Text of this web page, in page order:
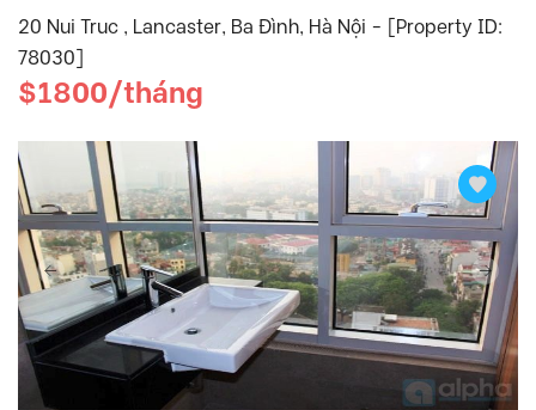
20 Nui Truc , Lancaster, Ba Đình, Hà Nội - [Property ID:
78030]
$1800/tháng